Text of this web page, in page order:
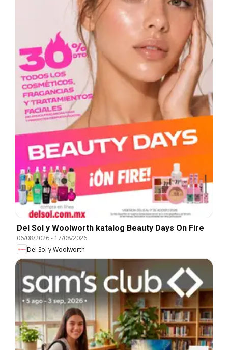
Del Sol y Woolworth katalog Beauty Days On Fire
06/08/2026- 17/08/2026
Del Sol y Woolworth